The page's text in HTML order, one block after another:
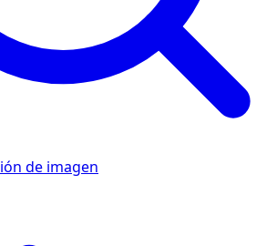
de imagen